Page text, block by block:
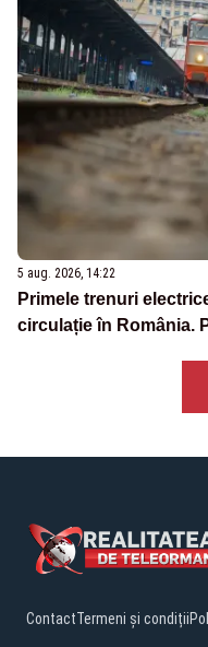
5 aug. 2026, 14:22
Primele trenuri
circulație în România.
ContactTermeni și condiții